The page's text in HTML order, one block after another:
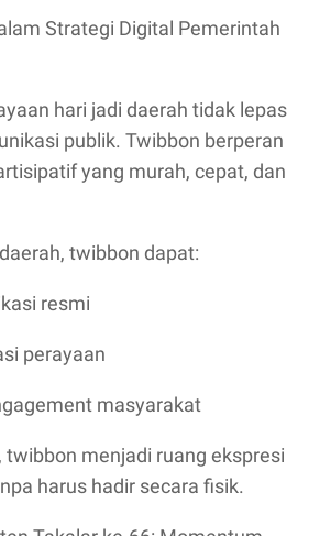
Strategi Digital Pemerintah
hari jadi daerah tidak lepas
publik. Twibbon berperan
yang murah, cepat, dan
twibbon dapat:
resmi
perayaan
masyarakat
twibbon menjadi ruang ekspresi
harus hadir secara fisik.